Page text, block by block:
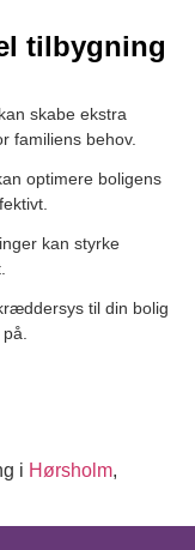
tilbygning
skabe ekstra
familiens behov.
optimere boligens
kan styrke
til din bolig
i Hørsholm,